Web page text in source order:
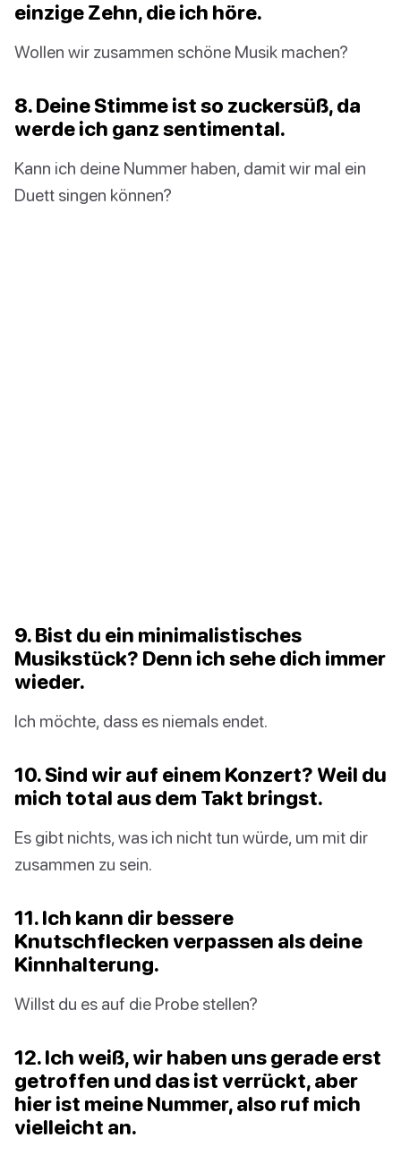
einzige Zehn, die ich höre.
Wollen wir zusammen schöne Musik machen?
8. Deine Stimme ist so zuckersüß, da
werde ich ganz sentimental.
Kann ich deine Nummer haben, damit wir mal ein
Duett singen können?
9. Bist du ein minimalistisches
Musikstück? Denn ich sehe dich immer
wieder.
Ich möchte, dass es niemals endet.
10. Sind wir auf einem Konzert? Weil du
mich total aus dem Takt bringst.
Es gibt nichts, was ich nicht tun würde, um mit dir
zusammen zu sein.
11. Ich kann dir bessere
Knutschflecken verpassen als deine
Kinnhalterung.
Willst du es auf die Probe stellen?
12. Ich weiß, wir haben uns gerade erst
getroffen und das ist verrückt, aber
hier ist meine Nummer, also ruf mich
vielleicht an.